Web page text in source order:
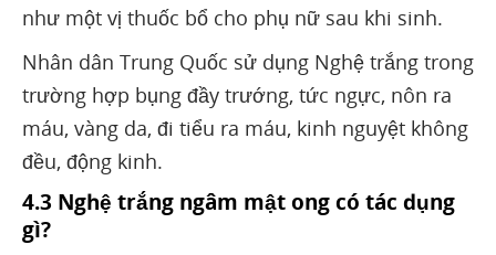
như một vị thuốc bổ cho phụ nữ sau khi sinh.
Nhân dân Trung Quốc sử dụng Nghệ trắng trong
trường hợp bụng đầy trướng, tức ngực, nôn ra
máu, vàng da, đi tiểu ra máu, kinh nguyệt không
đều, động kinh.
4.3 Nghệ trắng ngâm mật ong có tác dụng
gì?